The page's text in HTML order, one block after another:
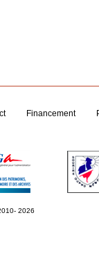
Financement
2026